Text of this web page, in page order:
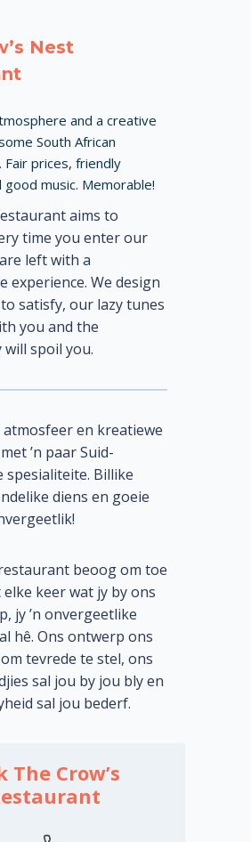
Nest
and a creative
South African
Fair prices, friendly
good music. Memorable!
aims to
time you enter our
left with a
experience. We design
satisfy, our lazy tunes
you and the
spoil you.
atmosfeer en kreatiewe
’n paar Suid-
spesialiteite. Billike
diens en goeie
beoog om toe
keer wat jy by ons
jy ’n onvergeetlike
hê. Ons ontwerp ons
tevrede te stel, ons
sal jou by jou bly en
sal jou bederf.
The Crow’s